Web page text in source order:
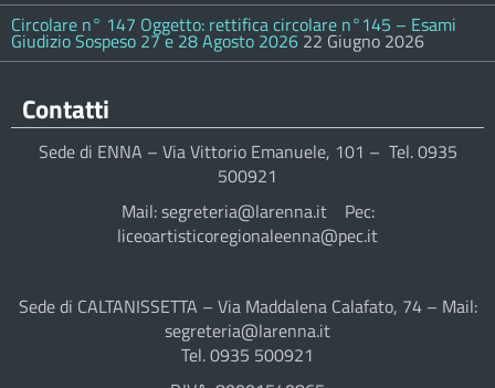
Circolare n° 147 Oggetto: rettifica circolare n°145 – Esami
Giudizio Sospeso 27 e 28 Agosto 2026 22 Giugno 2026
Contatti
Sede di ENNA – Via Vittorio Emanuele, 101 – Tel. 0935
500921
Mail: segreteria@larenna.it Pec:
liceoartisticoregionaleenna@pec.it
Sede di CALTANISSETTA – Via Maddalena Calafato, 74 – Mail:
segreteria@larenna.it
Tel. 0935 500921